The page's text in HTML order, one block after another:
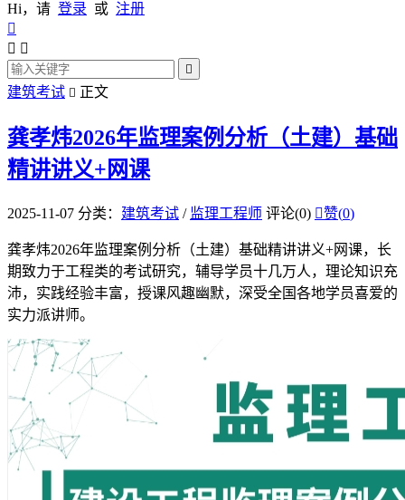
Hi，请 登录 或 注册

 

建筑考试  正文
龚孝炜2026年监理案例分析（土建）基础
精讲讲义+网课
2025-11-07 分类： 建筑考试 / 监理工程师 评论(0) 赞(0)
龚孝炜2026年监理案例分析（土建）基础精讲讲义+网课，长
期致力于工程类的考试研究，辅导学员十几万人，理论知识充
沛，实践经验丰富，授课风趣幽默，深受全国各地学员喜爱的
实力派讲师。